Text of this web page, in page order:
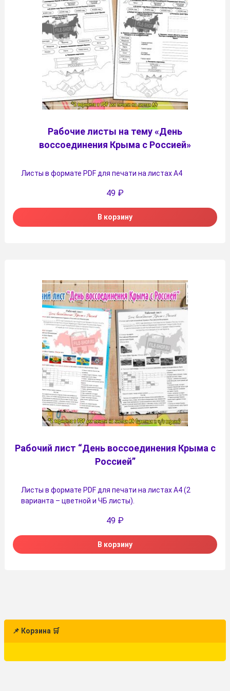
Рабочие листы на тему «День
воссоединения Крыма с Россией»
Листы в формате PDF для печати на листах А4
49 ₽
В корзину
Рабочий лист “День воссоединения Крыма с
Россией”
Листы в формате PDF для печати на листах А4 (2
варианта – цветной и ЧБ листы).
49 ₽
В корзину
📌 Корзина 🛒